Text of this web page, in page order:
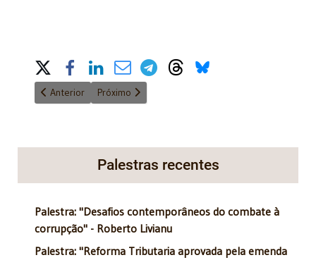
Share on Social Media
Artigo anterior: Responsabilidade objetiva por atos judiciais
Anterior Próximo artigo: Um País que não é sério
Próximo
Palestras recentes
Palestra: "Desafios contemporâneos do combate à
corrupção" - Roberto Livianu
Palestra: "Reforma Tributaria aprovada pela emenda